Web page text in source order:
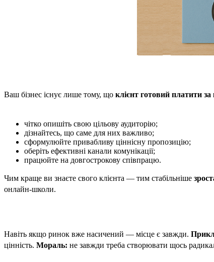
Ваш бізнес існує лише тому, що клієнт готовий платити
чітко опишіть свою цільову аудиторію;
дізнайтесь, що саме для них важливо;
сформулюйте привабливу ціннісну пропозицію;
оберіть ефективні канали комунікації;
працюйте на довгострокову співпрацю.
Чим краще ви знаєте свого клієнта — тим стабільніше
онлайн-школи.
Навіть якщо ринок вже насичений — місце є завжди.
цінність. Мораль: не завжди треба створювати щось